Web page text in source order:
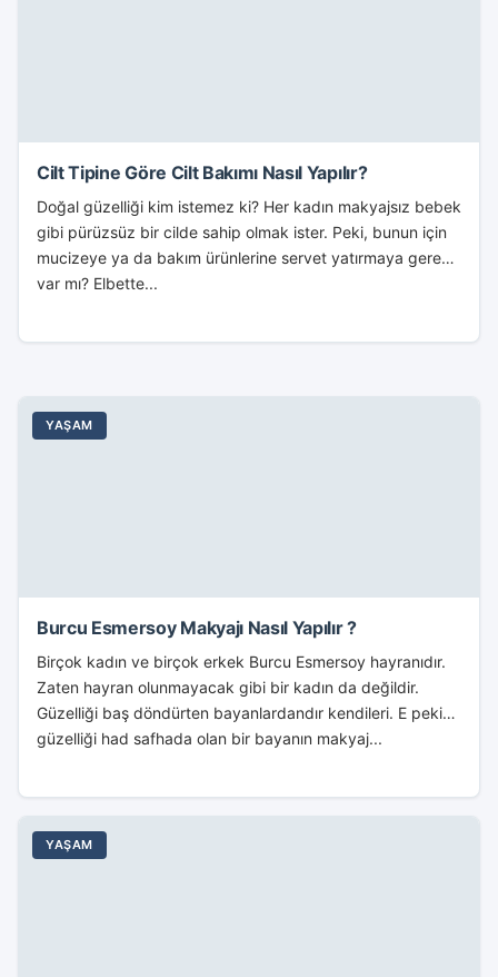
Cilt Tipine Göre Cilt Bakımı Nasıl Yapılır?
Doğal güzelliği kim istemez ki? Her kadın makyajsız bebek
gibi pürüzsüz bir cilde sahip olmak ister. Peki, bunun için
mucizeye ya da bakım ürünlerine servet yatırmaya gerek
var mı? Elbette...
YAŞAM
Burcu Esmersoy Makyajı Nasıl Yapılır ?
Birçok kadın ve birçok erkek Burcu Esmersoy hayranıdır.
Zaten hayran olunmayacak gibi bir kadın da değildir.
Güzelliği baş döndürten bayanlardandır kendileri. E peki
güzelliği had safhada olan bir bayanın makyaj...
YAŞAM